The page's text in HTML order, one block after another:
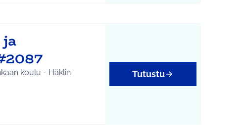
koulu - Häklin
Tutustu